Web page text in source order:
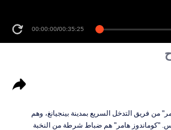
00:00:00/00:35:25
من فريق التدخل السريع بمدينة بينجيانغ، وهم
"كوماندوز هامر" هم ضباط شرطة من النخبة